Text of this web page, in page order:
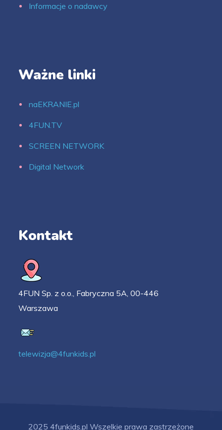
Informacje o nadawcy
Ważne linki
naEKRANIE.pl
4FUN.TV
SCREEN NETWORK
Digital Network
Kontakt
4FUN Sp. z o.o., Fabryczna 5A, 00-446
Warszawa
telewizja@4funkids.pl
2025 4funkids.pl Wszelkie prawa zastrzeżone